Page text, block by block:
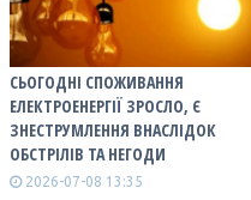
СЬОГОДНІ СПОЖИВАННЯ
ЕЛЕКТРОЕНЕРГІЇ ЗРОСЛО, Є
ЗНЕСТРУМЛЕННЯ ВНАСЛІДОК
ОБСТРІЛІВ ТА НЕГОДИ
2026-07-08 13:35